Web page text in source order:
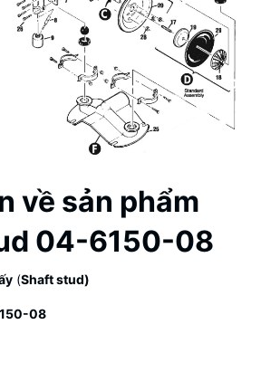
về sản phẩm
04-6150-08
(Shaft stud)
08